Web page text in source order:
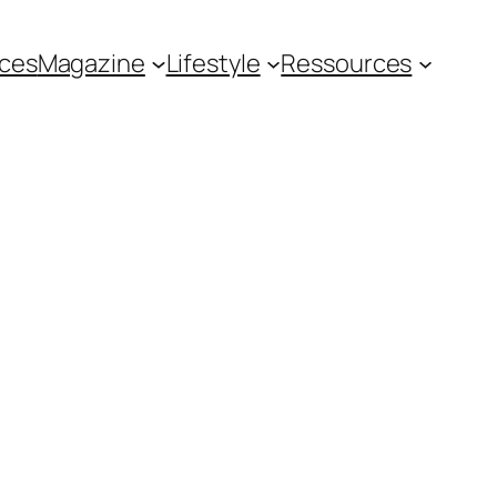
Magazine Lifestyle Ressources